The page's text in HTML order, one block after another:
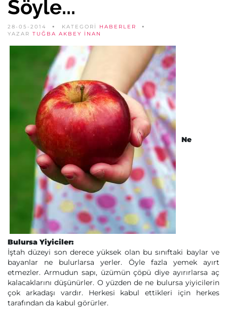
Söyle...
28-05-2014 KATEGORİ HABERLER
YAZAR TUĞBA AKBEY İNAN
Ne
Bulursa Yiyiciler:
İştah düzeyi son derece yüksek olan bu sınıftaki baylar ve
bayanlar ne bulurlarsa yerler. Öyle fazla yemek ayırt
etmezler. Armudun sapı, üzümün çöpü diye ayırırlarsa aç
kalacaklarını düşünürler. O yüzden de ne bulursa yiyicilerin
çok arkadaşı vardır. Herkesi kabul ettikleri için herkes
tarafından da kabul görürler.